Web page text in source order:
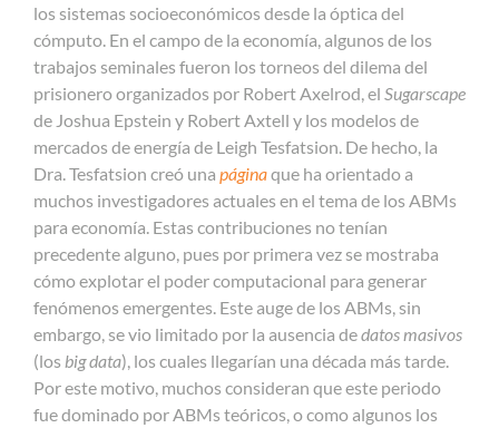
los sistemas socioeconómicos desde la óptica del
cómputo. En el campo de la economía, algunos de los
trabajos seminales fueron los torneos del dilema del
prisionero organizados por Robert Axelrod, el Sugarscape
de Joshua Epstein y Robert Axtell y los modelos de
mercados de energía de Leigh Tesfatsion. De hecho, la
Dra. Tesfatsion creó una páginaque ha orientado a
muchos investigadores actuales en el tema de los ABMs
para economía. Estas contribuciones no tenían
precedente alguno, pues por primera vez se mostraba
cómo explotar el poder computacional para generar
fenómenos emergentes. Este auge de los ABMs, sin
embargo, se vio limitado por la ausencia dedatos masivos
(los big data), los cuales llegarían una década más tarde.
Por este motivo, muchos consideran que este periodo
fue dominado por ABMs teóricos, o como algunos los